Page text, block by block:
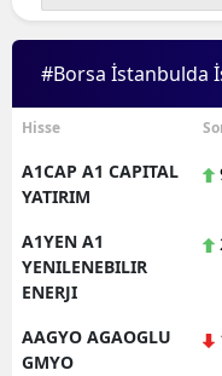
#Borsa İstanbulda
Hisse
A1CAP A1 CAPITAL
YATIRIM
A1YEN A1
YENILENEBILIR
ENERJI
AAGYO AGAOGLU
GMYO